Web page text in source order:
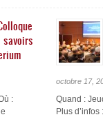
savoirs
:
octobre 17,
Quand :
Plus